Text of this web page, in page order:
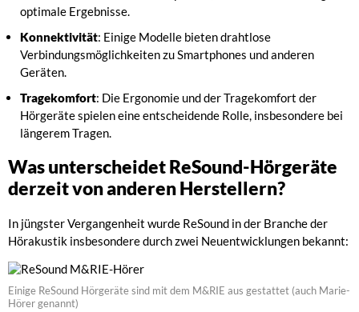
optimale Ergebnisse.
Konnektivität: Einige Modelle bieten drahtlose
Verbindungsmöglichkeiten zu Smartphones und anderen
Geräten.
Tragekomfort: Die Ergonomie und der Tragekomfort der
Hörgeräte spielen eine entscheidende Rolle, insbesondere bei
längerem Tragen.
Was unterscheidet ReSound-Hörgeräte
derzeit von anderen Herstellern?
In jüngster Vergangenheit wurde ReSound in der Branche der
Hörakustik insbesondere durch zwei Neuentwicklungen bekannt:
Einige ReSound Hörgeräte sind mit dem M&RIE aus gestattet (auch Marie-
Hörer genannt)